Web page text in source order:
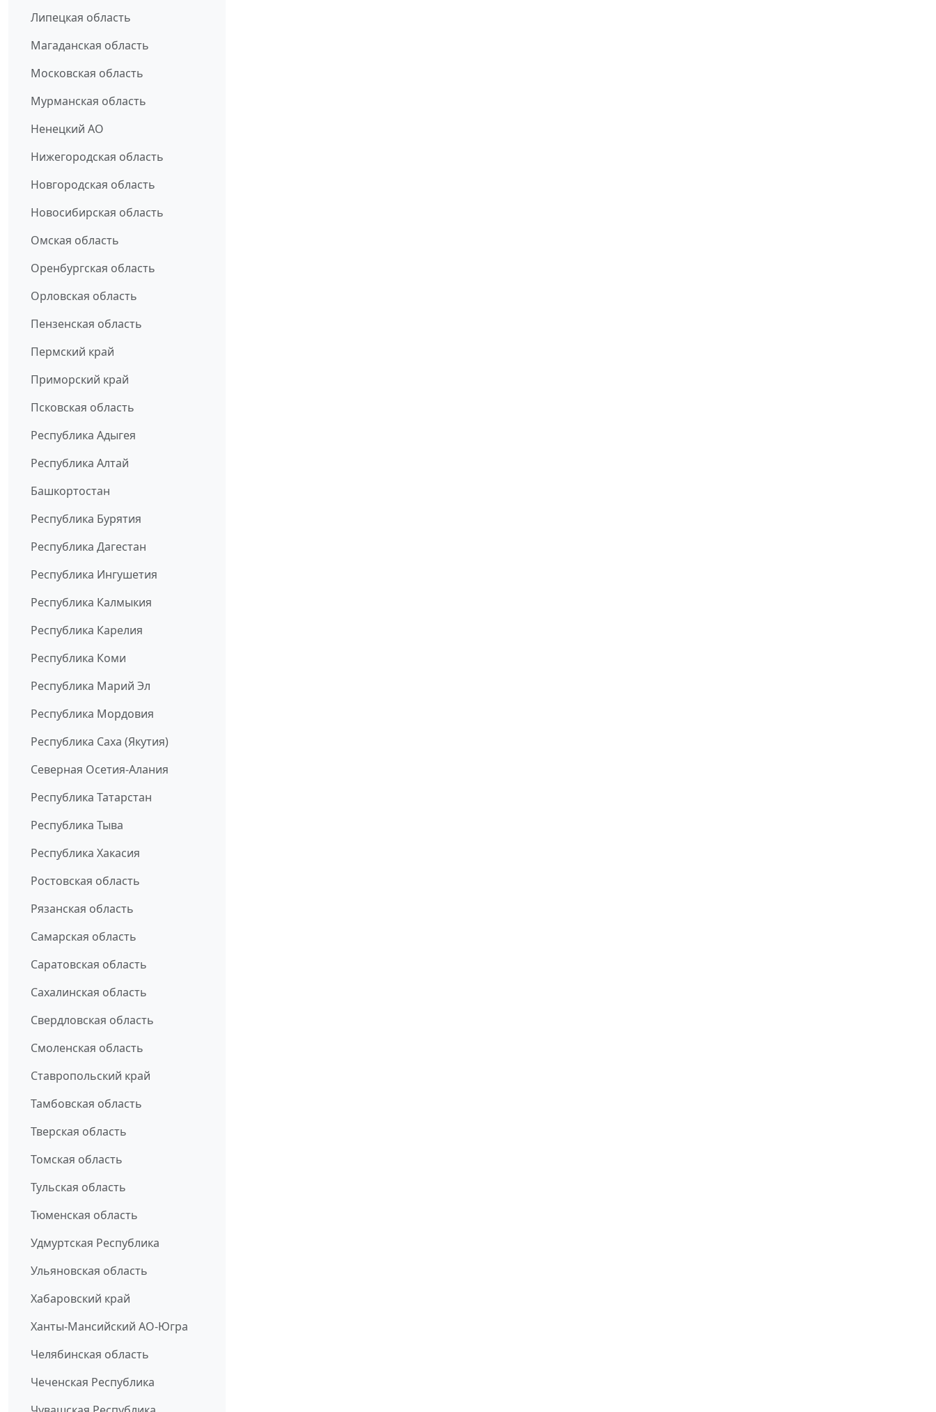
Липецкая область
Магаданская область
Московская область
Мурманская область
Ненецкий АО
Нижегородская область
Новгородская область
Новосибирская область
Омская область
Оренбургская область
Орловская область
Пензенская область
Пермский край
Приморский край
Псковская область
Республика Адыгея
Республика Алтай
Башкортостан
Республика Бурятия
Республика Дагестан
Республика Ингушетия
Республика Калмыкия
Республика Карелия
Республика Коми
Республика Марий Эл
Республика Мордовия
Республика Саха (Якутия)
Северная Осетия-Алания
Республика Татарстан
Республика Тыва
Республика Хакасия
Ростовская область
Рязанская область
Самарская область
Саратовская область
Сахалинская область
Свердловская область
Смоленская область
Ставропольский край
Тамбовская область
Тверская область
Томская область
Тульская область
Тюменская область
Удмуртская Республика
Ульяновская область
Хабаровский край
Ханты-Мансийский АО-Югра
Челябинская область
Чеченская Республика